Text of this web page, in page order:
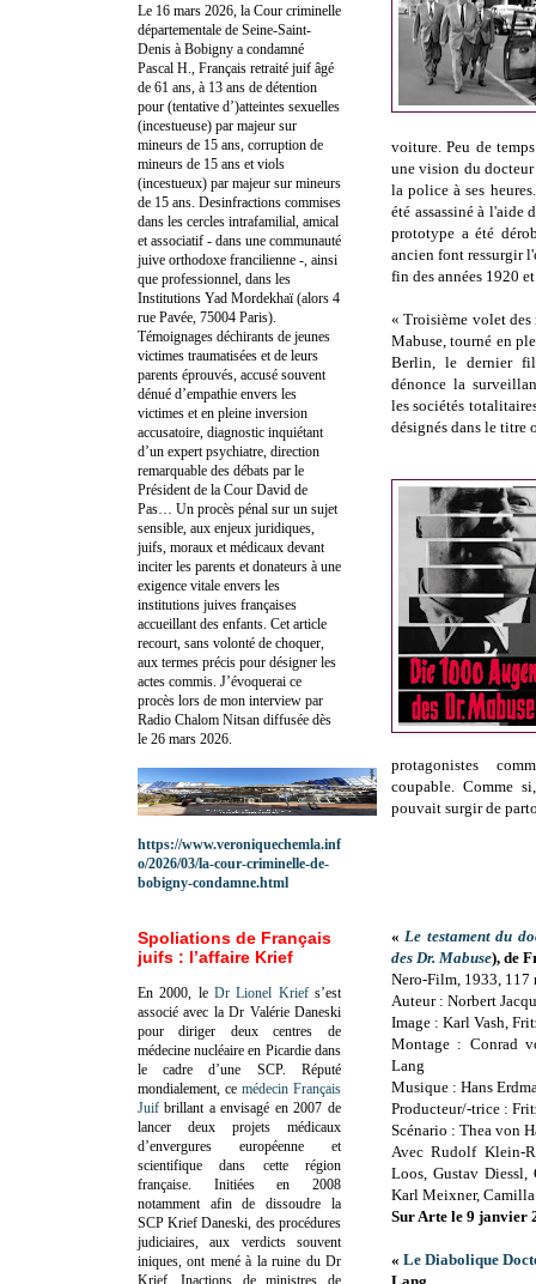
voiture. Peu de
une vision du
la police à ses
été assassiné à l'aide
prototype a été
ancien font ressurgir
fin des années 1920
« Troisième volet
Mabuse, tourné en
Berlin, le dernier
dénonce la
les sociétés
désignés dans le
protagonistes
coupable. Comme
pouvait surgir de
« Le testament du
des Dr. Mabuse), de
Nero-Film, 1933, 117
Auteur : Norbert
Image : Karl Vash,
Montage : Conrad
Lang
Musique : Hans
Producteur/-trice :
Scénario : Thea von
Avec Rudolf Klein-
Loos, Gustav Diessl,
Karl Meixner,
Sur Arte le 9 janvier
« Le Diabolique
Le 16 mars 2026, la Cour criminelle
départementale de Seine-Saint-
Denis à Bobigny a condamné
Pascal H., Français retraité juif âgé
de 61 ans, à 13 ans de détention
pour (tentative d’)atteintes sexuelles
(incestueuse) par majeur sur
mineurs de 15 ans, corruption de
mineurs de 15 ans et viols
(incestueux) par majeur sur mineurs
de 15 ans. Desinfractions commises
dans les cercles intrafamilial, amical
et associatif - dans une communauté
juive orthodoxe francilienne -, ainsi
que professionnel, dans les
Institutions Yad Mordekhaï (alors 4
rue Pavée, 75004 Paris).
Témoignages déchirants de jeunes
victimes traumatisées et de leurs
parents éprouvés, accusé souvent
dénué d’empathie envers les
victimes et en pleine inversion
accusatoire, diagnostic inquiétant
d’un expert psychiatre, direction
remarquable des débats par le
Président de la Cour David de
Pas… Un procès pénal sur un sujet
sensible, aux enjeux juridiques,
juifs, moraux et médicaux devant
inciter les parents et donateurs à une
exigence vitale envers les
institutions juives françaises
accueillant des enfants. Cet article
recourt, sans volonté de choquer,
aux termes précis pour désigner les
actes commis. J’évoquerai ce
procès lors de mon interview par
Radio Chalom Nitsan diffusée dès
le 26 mars 2026.
https://www.veroniquechemla.inf
o/2026/03/la-cour-criminelle-de-
bobigny-condamne.html
Spoliations de Français
juifs : l’affaire Krief
En 2000, le Dr Lionel Kriefs’est
associé avec la Dr Valérie Daneski
pour diriger deux centres de
médecine nucléaire en Picardie dans
le cadre d’une SCP. Réputé
mondialement, ce médecin Français
Juif brillant a envisagé en 2007 de
lancer deux projets médicaux
d’envergures européenne et
scientifique dans cette région
française. Initiées en 2008
notamment afin de dissoudre la
SCP Krief Daneski, des procédures
judiciaires, aux verdicts souvent
iniques, ont mené à la ruine du Dr
Krief.Inactions de ministres de